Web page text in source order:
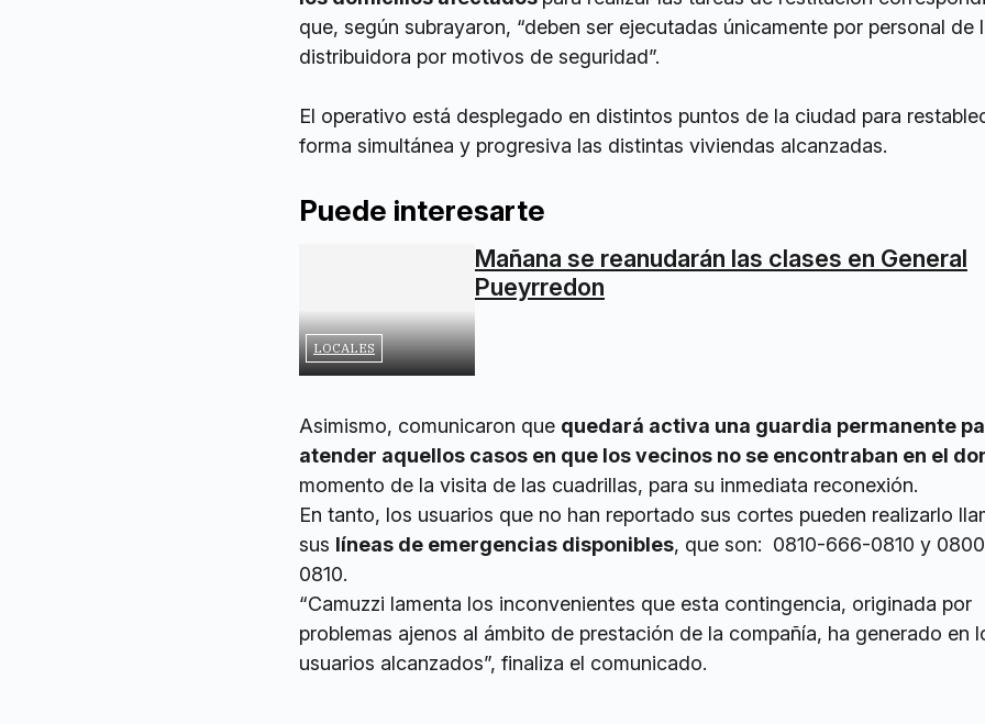
que, según subrayaron, “deben ser ejecutadas únicamente por personal de
distribuidora por motivos de seguridad”.
El operativo está desplegado en distintos puntos de la ciudad para
forma simultánea y progresiva las distintas viviendas alcanzadas.
Puede interesarte
LOCALES
Mañana se reanudarán las clases en General
Pueyrredon
Asimismo, comunicaron que quedará activa una guardia permanente
atender aquellos casos en que los vecinos no se encontraban en el
momento de la visita de las cuadrillas, para su inmediata reconexión.
En tanto, los usuarios que no han reportado sus cortes pueden realizarlo
sus líneas de emergencias disponibles, que son: 0810-666-0810 y
0810.
“Camuzzi lamenta los inconvenientes que esta contingencia, originada por
problemas ajenos al ámbito de prestación de la compañía, ha generado en
usuarios alcanzados”, finaliza el comunicado.